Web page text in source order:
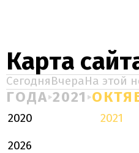
Карта
СегодняВчераНа этой
ГОДА 2021
2020 2021
2026